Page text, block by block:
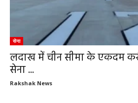
सेना
लदाख में चीन सीमा के एकदम
सेना ...
Rakshak News